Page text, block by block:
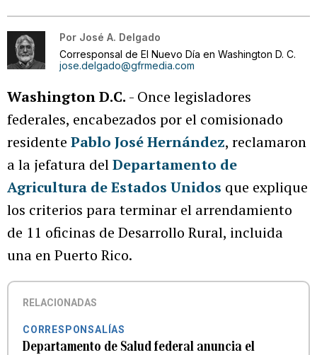
Por José A. Delgado
Corresponsal de El Nuevo Día en Washington D. C.
jose.delgado@gfrmedia.com
Washington D.C. - Once legisladores
federales, encabezados por el comisionado
residente Pablo José Hernández, reclamaron
a la jefatura delDepartamento de
Agricultura de Estados Unidos que explique
los criterios para terminar el arrendamiento
de 11 oficinas de Desarrollo Rural, incluida
una en Puerto Rico.
RELACIONADAS
CORRESPONSALÍAS
Departamento de Salud federal anuncia el